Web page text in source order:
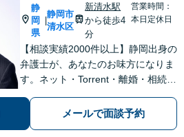
静
岡
県
静岡市
清水区
新清水駅
から徒歩4
分
営業時間：
本日定休日
【相談実績2000件以上】静岡出身の
弁護士が、あなたのお味方になりま
す。ネット・Torrent・離婚・相続・
まずご相談ください。初回電話10分
無料。全国対応。親身なサポートを
メールで面談予約